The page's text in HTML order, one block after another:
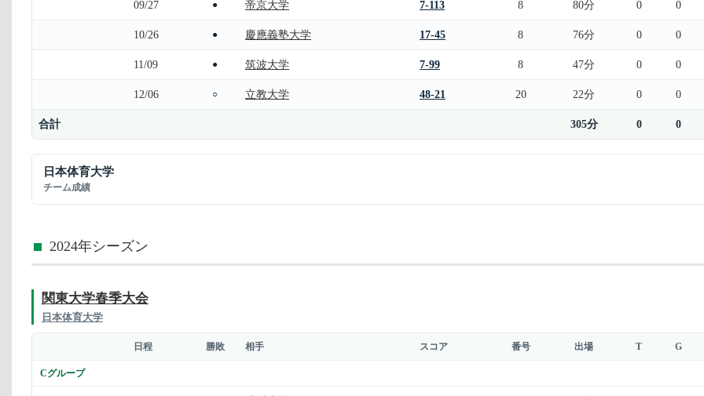
09/27 ● 帝京大学 7-113 8 80分 0 0
10/26 ● 慶應義塾大学 17-45 8 76分 0 0
11/09 ● 筑波大学 7-99 8 47分 0 0
12/06 ○ 立教大学 48-21 20 22分 0 0
合計 305分 0 0
日本体育大学
チーム成績
2024年シーズン
関東大学春季大会
日本体育大学
日程 勝敗 相手 スコア 番号 出場 T G
Cグループ